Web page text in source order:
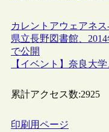
カレントアウェアネス
県立長野図書館、
で公開
【イベント】奈良大
累計アクセス数:2925
印刷用ページ